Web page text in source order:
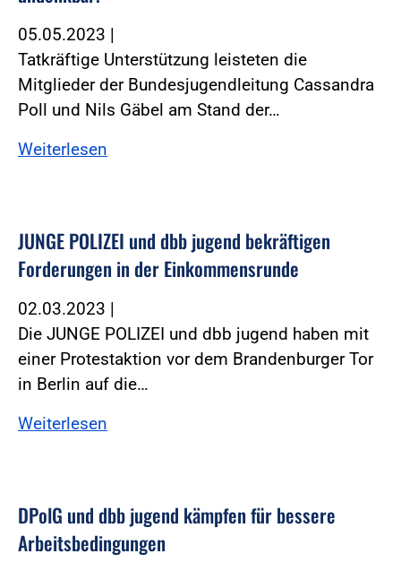
05.05.2023 |
Tatkräftige Unterstützung leisteten die
Mitglieder der Bundesjugendleitung Cassandra
Poll und Nils Gäbel am Stand der…
Weiterlesen
JUNGE POLIZEI und dbb jugend bekräftigen
Forderungen in der Einkommensrunde
02.03.2023 |
Die JUNGE POLIZEI und dbb jugend haben mit
einer Protestaktion vor dem Brandenburger Tor
in Berlin auf die…
Weiterlesen
DPolG und dbb jugend kämpfen für bessere
Arbeitsbedingungen